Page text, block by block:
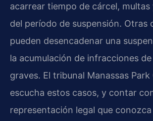
acarrear tiempo de cárcel, multas
del período de suspensión. Otras
pueden desencadenar una
la acumulación de infracciones
graves. El tribunal Manassas
escucha estos casos, y contar
representación legal que